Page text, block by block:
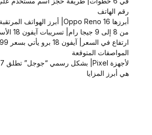
رقم الهاتف
أبرزها Oppo Reno 16| أبرز الهواتف المرتقبة في يوليو 2026
من 8 إلى 9 جيجا رام| تسريبات آيفون 18 الأساسي
المواصفات المتوقعة
هي أبرز المزايا